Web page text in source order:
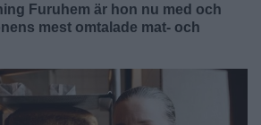
Furuhem är hon nu med och
mest omtalade mat- och